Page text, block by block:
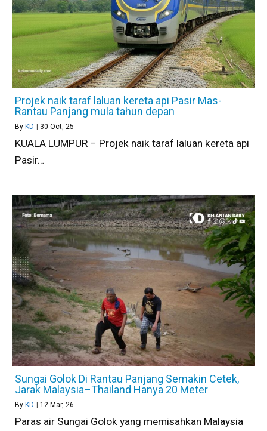
Projek naik taraf laluan kereta api Pasir Mas-
Rantau Panjang mula tahun depan
By KD 30 Oct, 25
KUALA LUMPUR – Projek naik taraf laluan kereta api
Pasir…
Sungai Golok Di Rantau Panjang Semakin Cetek,
Jarak Malaysia–Thailand Hanya 20 Meter
By KD | 12 Mar, 26
Paras air Sungai Golok yang memisahkan Malaysia